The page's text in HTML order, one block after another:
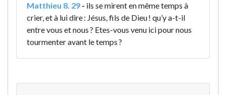
Matthieu 8. 29 - ils se mirent en même temps à
crier, et à lui dire : Jésus, fils de Dieu ! qu’y a-t-il
entre vous et nous ? Etes-vous venu ici pour nous
tourmenter avant le temps ?